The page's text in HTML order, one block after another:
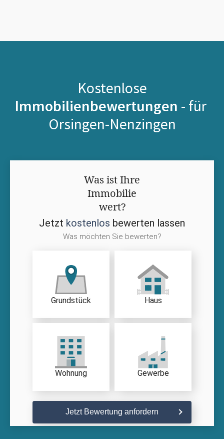
Kostenlose
Immobilienbewertungen - für
Orsingen-Nenzingen
Was ist Ihre
Immobilie
wert?
Jetzt kostenlos bewerten lassen
Was möchten Sie bewerten?
Grundstück Haus
Wohnung Gewerbe
Jetzt Bewertung anfordern